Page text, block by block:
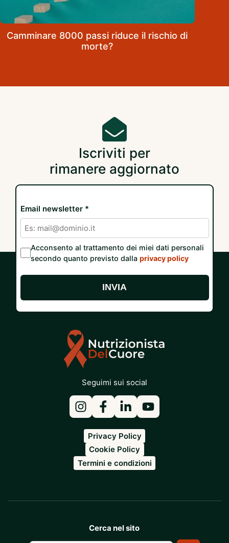
Camminare 8000 passi riduce il rischio di
morte?
Iscriviti per
rimanere aggiornato
Email newsletter *
Acconsento al trattamento dei miei dati personali
secondo quanto previsto dalla privacy policy
INVIA
Seguimi sui social
Privacy Policy
Cookie Policy
Termini e condizioni
Cerca nel sito